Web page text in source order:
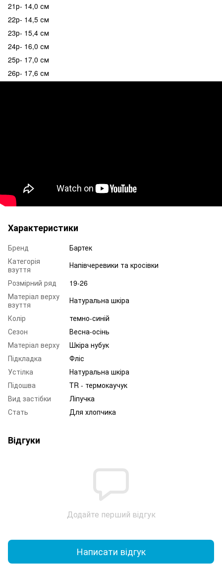
21р- 14,0 см
22р- 14,5 см
23р- 15,4 см
24р- 16,0 см
25р- 17,0 см
26р- 17,6 см
Характеристики
Бренд
Бартек
Категорія
взуття
Напівчеревики та кросівки
Розмірний ряд
19-26
Матеріал верху
взуття
Натуральна шкіра
Колір
темно-синій
Сезон
Весна-осінь
Матеріал верху
Шкіра нубук
Підкладка
Фліс
Устілка
Натуральна шкіра
Підошва
TR - термокаучук
Вид застібки
Ліпучка
Стать
Для хлопчика
Відгуки
Додайте перший відгук
Написати відгук